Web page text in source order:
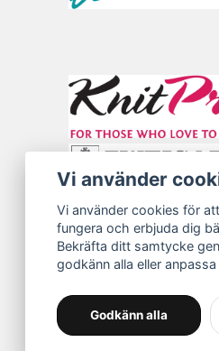
Vi använder
Vi använder cookies för
fungera och erbjuda dig
Bekräfta ditt samtycke
godkänn alla eller
Godkänn alla